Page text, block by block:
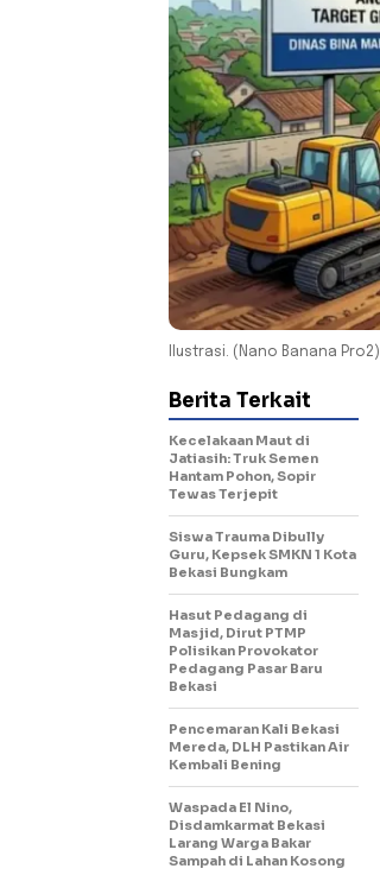
Ilustrasi. (Nano Banana Pro2)
Berita Terkait
Kecelakaan Maut di
Jatiasih: Truk Semen
Hantam Pohon, Sopir
Tewas Terjepit
Siswa Trauma Dibully
Guru, Kepsek SMKN 1 Kota
Bekasi Bungkam
Hasut Pedagang di
Masjid, Dirut PTMP
Polisikan Provokator
Pedagang Pasar Baru
Bekasi
Pencemaran Kali Bekasi
Mereda, DLH Pastikan Air
Kembali Bening
Waspada El Nino,
Disdamkarmat Bekasi
Larang Warga Bakar
Sampah di Lahan Kosong